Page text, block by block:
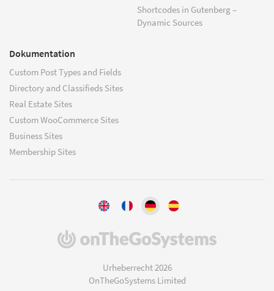
Shortcodes in Gutenberg –
Dynamic Sources
Dokumentation
Custom Post Types and Fields
Directory and Classifieds Sites
Real Estate Sites
Custom WooCommerce Sites
Business Sites
Membership Sites
(öffnet
Urheberrecht 2026
OnTheGoSystems Limited